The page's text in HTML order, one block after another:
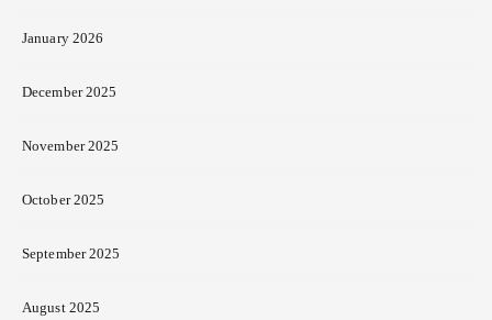
January 2026
December 2025
November 2025
October 2025
September 2025
August 2025